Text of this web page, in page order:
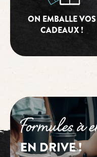
ON EMBALLE VOS
CADEAUX !
Formules à
EN DRIVE !